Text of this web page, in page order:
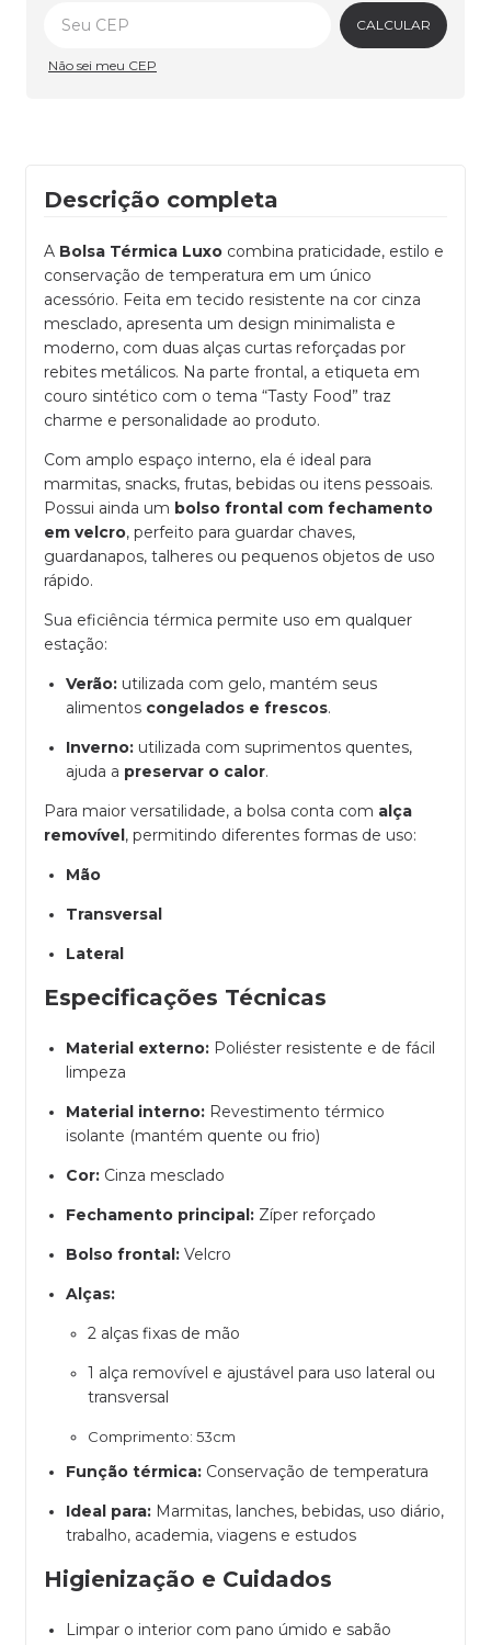
CALCULAR
Não sei meu CEP
Descrição completa
A Bolsa Térmica Luxo combina praticidade, estilo e
conservação de temperatura em um único
acessório. Feita em tecido resistente na cor cinza
mesclado, apresenta um design minimalista e
moderno, com duas alças curtas reforçadas por
rebites metálicos. Na parte frontal, a etiqueta em
couro sintético com o tema “Tasty Food” traz
charme e personalidade ao produto.
Com amplo espaço interno, ela é ideal para
marmitas, snacks, frutas, bebidas ou itens pessoais.
Possui ainda um bolso frontal com fechamento
em velcro, perfeito para guardar chaves,
guardanapos, talheres ou pequenos objetos de uso
rápido.
Sua eficiência térmica permite uso em qualquer
estação:
Verão: utilizada com gelo, mantém seus
alimentos congelados e frescos.
Inverno: utilizada com suprimentos quentes,
ajuda a preservar o calor.
Para maior versatilidade, a bolsa conta com alça
removível, permitindo diferentes formas de uso:
Mão
Transversal
Lateral
Especificações Técnicas
Material externo: Poliéster resistente e de fácil
limpeza
Material interno: Revestimento térmico
isolante (mantém quente ou frio)
Cor: Cinza mesclado
Fechamento principal: Zíper reforçado
Bolso frontal: Velcro
Alças:
2 alças fixas de mão
1 alça removível e ajustável para uso lateral ou
transversal
Comprimento: 53cm
Função térmica: Conservação de temperatura
Ideal para: Marmitas, lanches, bebidas, uso diário,
trabalho, academia, viagens e estudos
Higienização e Cuidados
Limpar o interior com pano úmido e sabão